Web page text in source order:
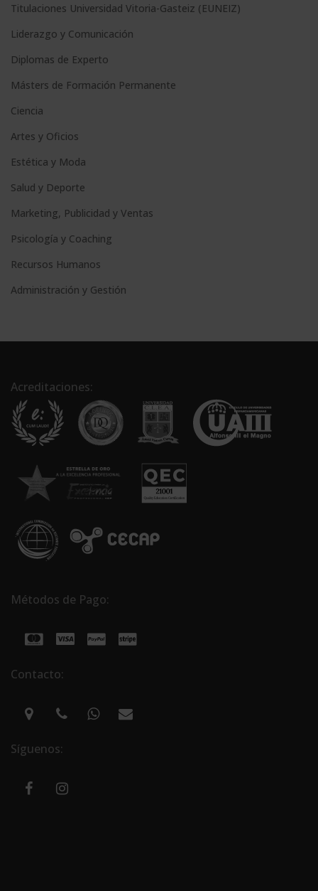
Titulaciones Universidad Vitoria-Gasteiz (EUNEIZ)
Liderazgo y Comunicación
Diplomas de Experto
Másters de Formación Permanente
Ciencia
Artes y Oficios
Estética y Moda
Salud y Deporte
Marketing, Publicidad y Ventas
Psicología y Coaching
Recursos Humanos
Administración y Gestión
Acreditaciones:
Métodos de Pago:
Contacto:
Síguenos: